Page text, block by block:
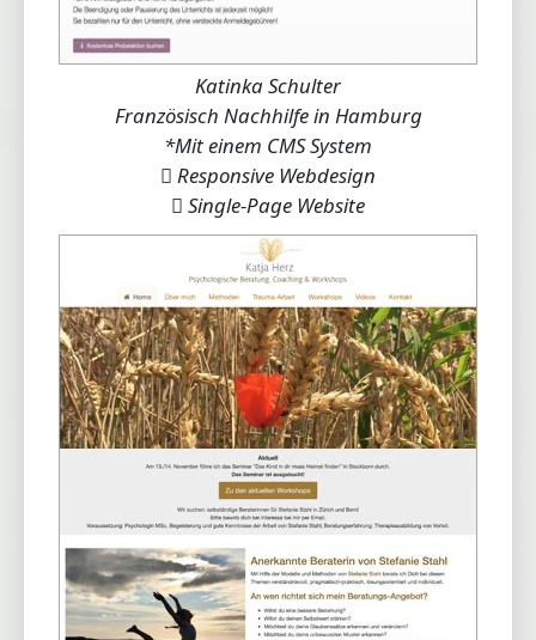
Katinka Schulter
Französisch Nachhilfe in Hamburg
*Mit einem CMS System
Responsive Webdesign
Single-Page Website